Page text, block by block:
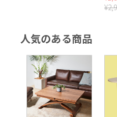
¥
人気のある商品